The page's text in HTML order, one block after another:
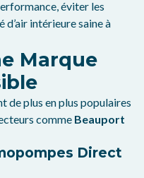
éviter les
intérieure saine à
Marque
de plus en plus populaires
comme Beauport
Direct